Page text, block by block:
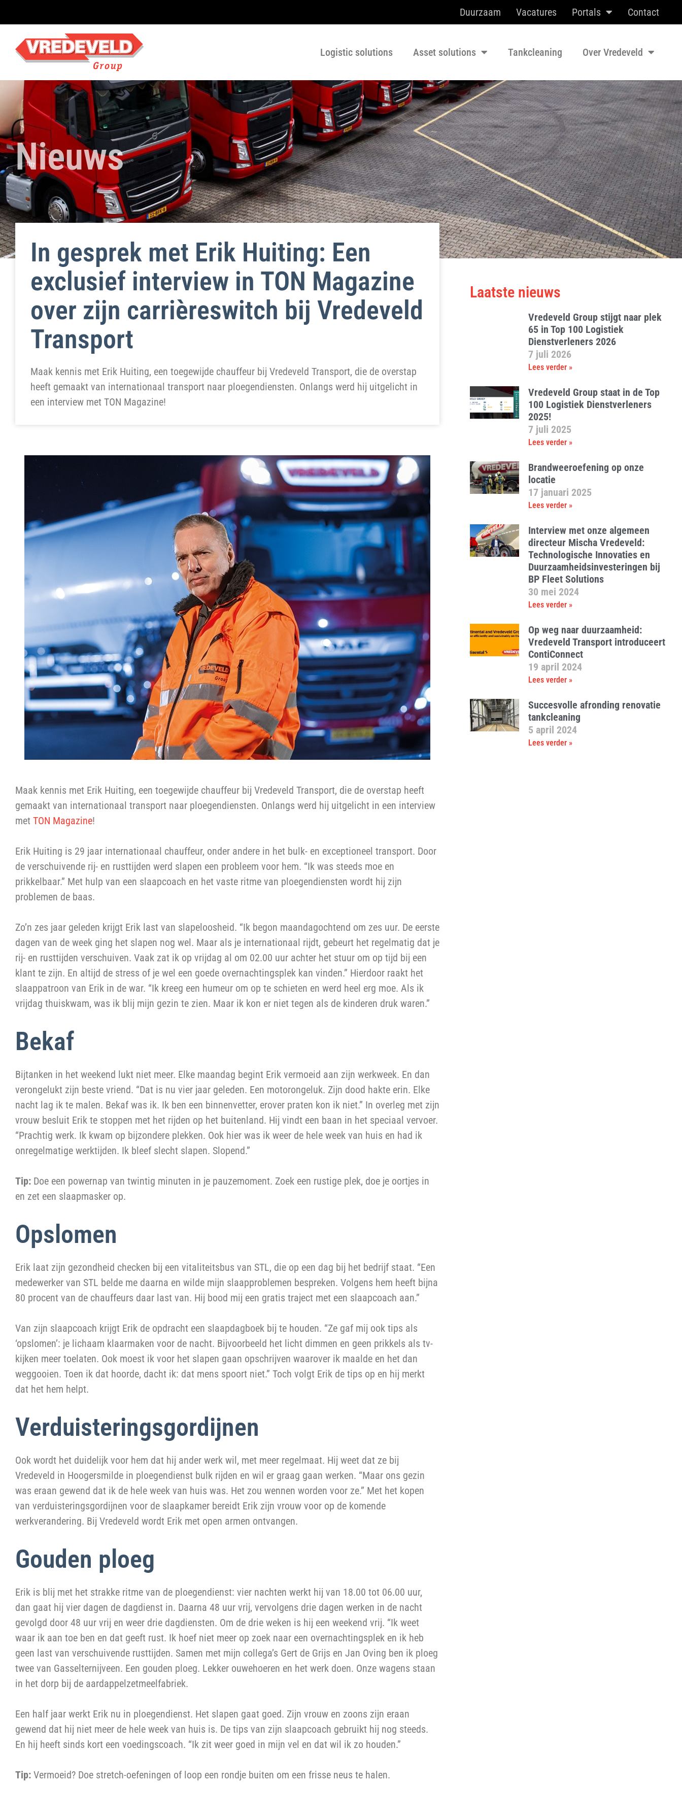
Duurzaam Vacatures Portals Contact
Logistic solutions Asset solutions Tankcleaning Over Vredeveld
Nieuws
In gesprek met Erik Huiting: Een
exclusief interview in TON Magazine
over zijn carrièreswitch bij Vredeveld
Transport
Maak kennis met Erik Huiting, een toegewijde chauffeur bij Vredeveld Transport, die de overstap
heeft gemaakt van internationaal transport naar ploegendiensten. Onlangs werd hij uitgelicht in
een interview met TON Magazine!
Maak kennis met Erik Huiting, een toegewijde chauffeur bij Vredeveld Transport, die de overstap heeft
gemaakt van internationaal transport naar ploegendiensten. Onlangs werd hij uitgelicht in een interview
met TON Magazine!
Erik Huiting is 29 jaar internationaal chauffeur, onder andere in het bulk- en exceptioneel transport. Door
de verschuivende rij- en rusttijden werd slapen een probleem voor hem. “Ik was steeds moe en
prikkelbaar.” Met hulp van een slaapcoach en het vaste ritme van ploegendiensten wordt hij zijn
problemen de baas.
Zo’n zes jaar geleden krijgt Erik last van slapeloosheid. “Ik begon maandagochtend om zes uur. De eerste
dagen van de week ging het slapen nog wel. Maar als je internationaal rijdt, gebeurt het regelmatig dat je
rij- en rusttijden verschuiven. Vaak zat ik op vrijdag al om 02.00 uur achter het stuur om op tijd bij een
klant te zijn. En altijd de stress of je wel een goede overnachtingsplek kan vinden.” Hierdoor raakt het
slaappatroon van Erik in de war. “Ik kreeg een humeur om op te schieten en werd heel erg moe. Als ik
vrijdag thuiskwam, was ik blij mijn gezin te zien. Maar ik kon er niet tegen als de kinderen druk waren.”
Bekaf
Bijtanken in het weekend lukt niet meer. Elke maandag begint Erik vermoeid aan zijn werkweek. En dan
verongelukt zijn beste vriend. “Dat is nu vier jaar geleden. Een motorongeluk. Zijn dood hakte erin. Elke
nacht lag ik te malen. Bekaf was ik. Ik ben een binnenvetter, erover praten kon ik niet.” In overleg met zijn
vrouw besluit Erik te stoppen met het rijden op het buitenland. Hij vindt een baan in het speciaal vervoer.
“Prachtig werk. Ik kwam op bijzondere plekken. Ook hier was ik weer de hele week van huis en had ik
onregelmatige werktijden. Ik bleef slecht slapen. Slopend.”
Tip: Doe een powernap van twintig minuten in je pauzemoment. Zoek een rustige plek, doe je oortjes in
en zet een slaapmasker op.
Opslomen
Erik laat zijn gezondheid checken bij een vitaliteitsbus van STL, die op een dag bij het bedrijf staat. “Een
medewerker van STL belde me daarna en wilde mijn slaapproblemen bespreken. Volgens hem heeft bijna
80 procent van de chauffeurs daar last van. Hij bood mij een gratis traject met een slaapcoach aan.”
Van zijn slaapcoach krijgt Erik de opdracht een slaapdagboek bij te houden. “Ze gaf mij ook tips als
‘opslomen’: je lichaam klaarmaken voor de nacht. Bijvoorbeeld het licht dimmen en geen prikkels als tv-
kijken meer toelaten. Ook moest ik voor het slapen gaan opschrijven waarover ik maalde en het dan
weggooien. Toen ik dat hoorde, dacht ik: dat mens spoort niet.” Toch volgt Erik de tips op en hij merkt
dat het hem helpt.
Verduisteringsgordijnen
Ook wordt het duidelijk voor hem dat hij ander werk wil, met meer regelmaat. Hij weet dat ze bij
Vredeveld in Hoogersmilde in ploegendienst bulk rijden en wil er graag gaan werken. “Maar ons gezin
was eraan gewend dat ik de hele week van huis was. Het zou wennen worden voor ze.” Met het kopen
van verduisteringsgordijnen voor de slaapkamer bereidt Erik zijn vrouw voor op de komende
werkverandering. Bij Vredeveld wordt Erik met open armen ontvangen.
Gouden ploeg
Erik is blij met het strakke ritme van de ploegendienst: vier nachten werkt hij van 18.00 tot 06.00 uur,
dan gaat hij vier dagen de dagdienst in. Daarna 48 uur vrij, vervolgens drie dagen werken in de nacht
gevolgd door 48 uur vrij en weer drie dagdiensten. Om de drie weken is hij een weekend vrij. “Ik weet
waar ik aan toe ben en dat geeft rust. Ik hoef niet meer op zoek naar een overnachtingsplek en ik heb
geen last van verschuivende rusttijden. Samen met mijn collega’s Gert de Grijs en Jan Oving ben ik ploeg
twee van Gasselternijveen. Een gouden ploeg. Lekker ouwehoeren en het werk doen. Onze wagens staan
in het dorp bij de aardappelzetmeelfabriek.
Een half jaar werkt Erik nu in ploegendienst. Het slapen gaat goed. Zijn vrouw en zoons zijn eraan
gewend dat hij niet meer de hele week van huis is. De tips van zijn slaapcoach gebruikt hij nog steeds.
En hij heeft sinds kort een voedingscoach. “Ik zit weer goed in mijn vel en dat wil ik zo houden.”
Tip: Vermoeid? Doe stretch-oefeningen of loop een rondje buiten om een frisse neus te halen.
Laatste nieuws
Vredeveld Group stijgt naar plek
65 in Top 100 Logistiek
Dienstverleners 2026
7 juli 2026
Lees verder »
Vredeveld Group staat in de Top
100 Logistiek Dienstverleners
2025!
7 juli 2025
Lees verder »
Brandweeroefening op onze
locatie
17 januari 2025
Lees verder »
Interview met onze algemeen
directeur Mischa Vredeveld:
Technologische Innovaties en
Duurzaamheidsinvesteringen bij
BP Fleet Solutions
30 mei 2024
Lees verder »
Op weg naar duurzaamheid:
Vredeveld Transport introduceert
ContiConnect
19 april 2024
Lees verder »
Succesvolle afronding renovatie
tankcleaning
5 april 2024
Lees verder »